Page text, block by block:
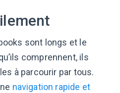
sont longs et le
comprennent, ils
à parcourir par tous.
navigation rapide et